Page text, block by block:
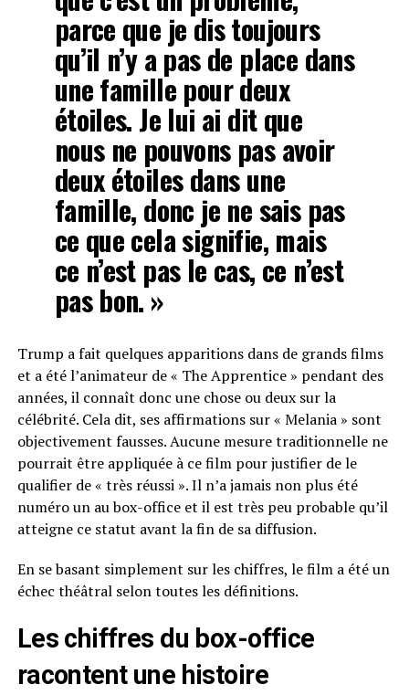
parce que je dis toujours
qu’il n’y a pas de place dans
une famille pour deux
étoiles. Je lui ai dit que
nous ne pouvons pas avoir
deux étoiles dans une
famille, donc je ne sais pas
ce que cela signifie, mais
ce n’est pas le cas, ce n’est
pas bon. »
Trump a fait quelques apparitions dans de grands films
et a été l’animateur de « The Apprentice » pendant des
années, il connaît donc une chose ou deux sur la
célébrité. Cela dit, ses affirmations sur « Melania » sont
objectivement fausses. Aucune mesure traditionnelle ne
pourrait être appliquée à ce film pour justifier de le
qualifier de « très réussi ». Il n’a jamais non plus été
numéro un au box-office et il est très peu probable qu’il
atteigne ce statut avant la fin de sa diffusion.
En se basant simplement sur les chiffres, le film a été un
échec théâtral selon toutes les définitions.
Les chiffres du box-office
racontent une histoire